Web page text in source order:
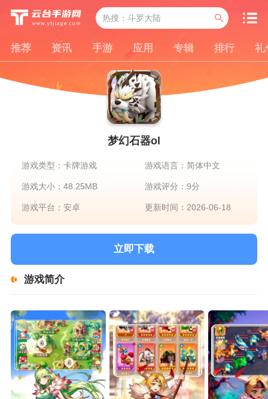
推荐 资讯 手游 应用 专辑 排行 礼
梦幻石器ol
游戏类型：卡牌游戏 游戏语言：简体中文
游戏大小：48.25MB 游戏评分：9分
游戏平台：安卓 更新时间：2026-06-18
立即下载
游戏简介